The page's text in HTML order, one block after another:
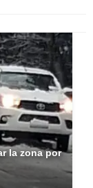
la zona por